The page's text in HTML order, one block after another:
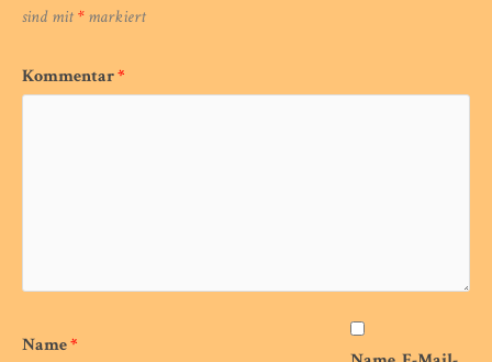
sind mit*markiert
Kommentar*
Name*